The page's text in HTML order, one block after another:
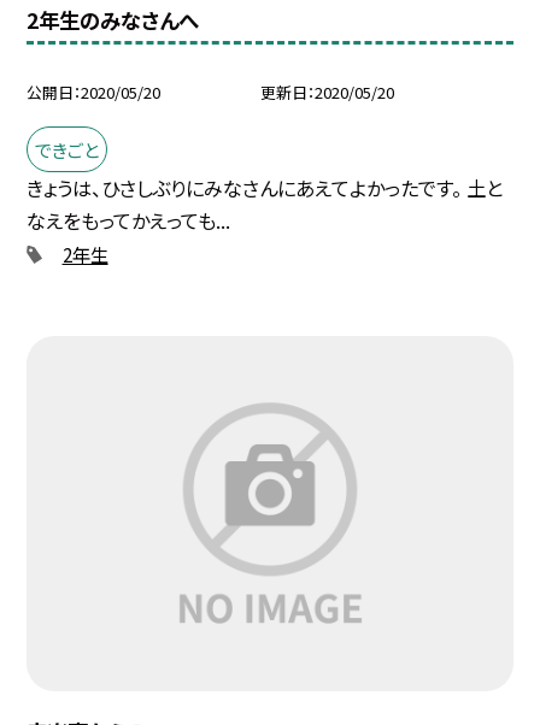
2年生のみなさんへ
公開日 2020/05/20 更新日 2020/05/20
できごと
きょうは、ひさしぶりにみなさんにあえてよかったです。 土と
なえをもってかえっても...
2年生